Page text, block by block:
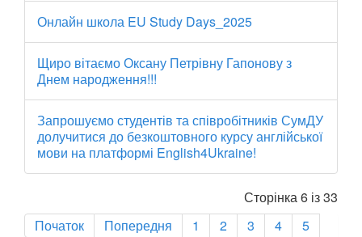
Онлайн школа EU Study Days_2025
Щиро вітаємо Оксану Петрівну Гапонову з
Днем народження!!!
Запрошуємо студентів та співробітників СумДУ
долучитися до безкоштовного курсу англійської
мови на платформі English4Ukraine!
Сторінка 6 із 33
Початок
Попередня 1 2 3 4
5